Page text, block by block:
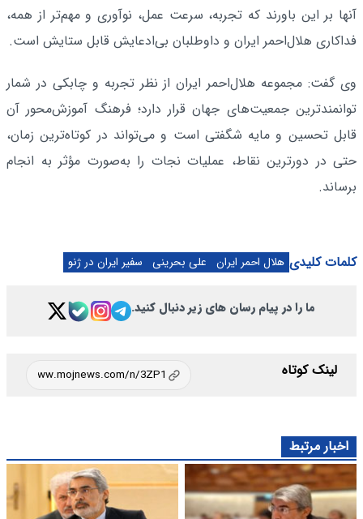
آنها بر این باورند که تجربه، سرعت عمل، نوآوری و مهم‌تر از همه،
فداکاری هلال‌احمر ایران و داوطلبان بی‌ادعایش قابل ستایش است.
وی گفت: مجموعه هلال‌احمر ایران از نظر تجربه و چابکی در شمار
توانمندترین جمعیت‌های جهان قرار دارد؛ فرهنگ آموزش‌محور آن
قابل تحسین و مایه شگفتی است و می‌تواند در کوتاه‌ترین زمان،
حتی در دورترین نقاط، عملیات نجات را به‌صورت مؤثر به انجام
برساند.‌
کلمات کلیدی هلال احمر ایران علی بحرینی سفیر ایران در ژنو
ما را در پیام رسان های زیر دنبال کنید.
لینک کوتاه
اخبار مرتبط